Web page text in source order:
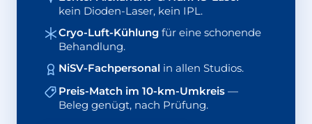
kein Dioden-Laser, kein IPL.
Cryo-Luft-Kühlung für eine schonende
Behandlung.
NiSV-Fachpersonal in allen Studios.
Preis-Match im 10-km-Umkreis —
Beleg genügt, nach Prüfung.